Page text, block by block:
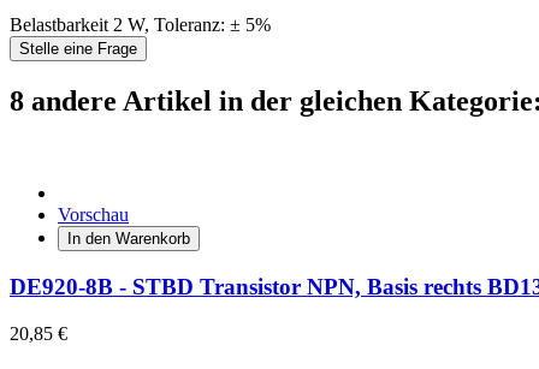
Belastbarkeit 2 W, Toleranz: ± 5%
Stelle eine Frage
8 andere Artikel in der gleichen
Vorschau
In den Warenkorb
DE920-8B - STBD Transistor NPN, Basis rechts
20,85 €